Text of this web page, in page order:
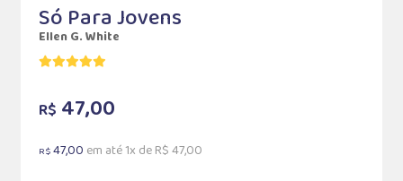
Só Para Jovens
Ellen G. White
R$ 47,00
R$47,00 em até 1x de R$ 47,00